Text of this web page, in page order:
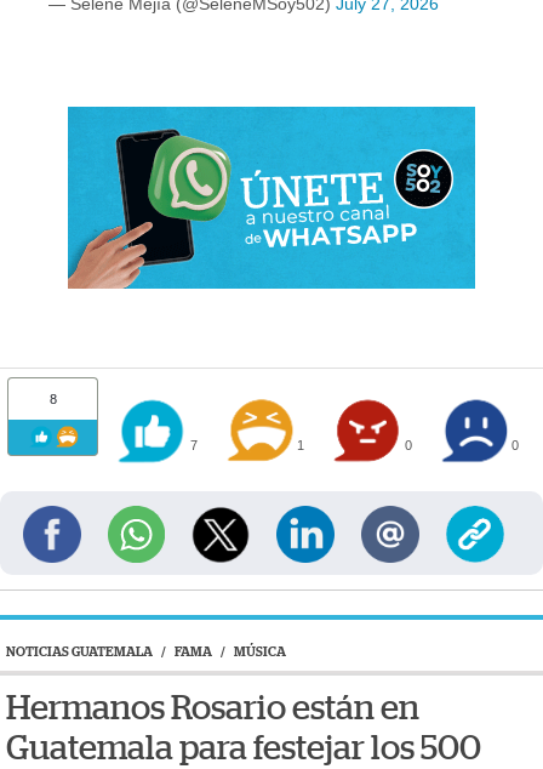
8
7 1 0 0
NOTICIAS GUATEMALA / FAMA / MÚSICA
Hermanos Rosario están en
Guatemala para festejar los 500